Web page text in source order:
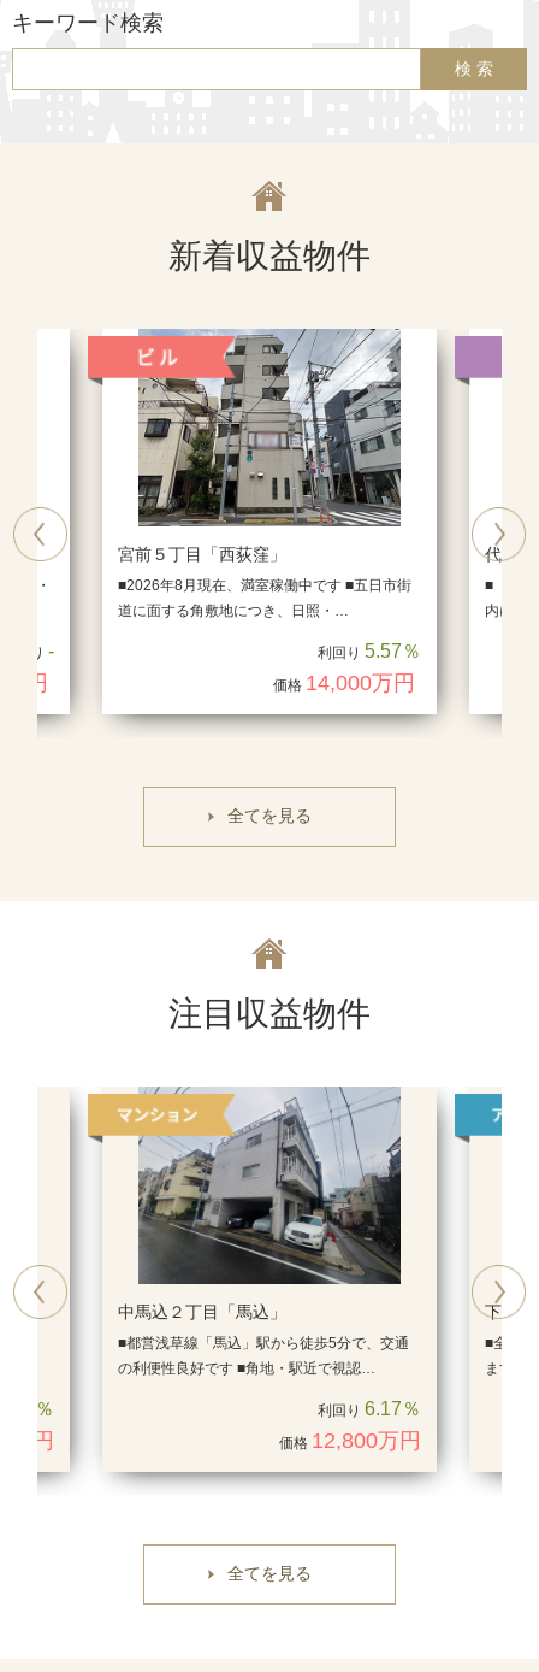
キーワード検索
新着収益物件
Previous
7分・
利回り -
円
宮前５丁目「西荻窪」
■2026年8月現在、満室稼働中です ■五日市街
道に面する角敷地につき、日照・…
利回り 5.57％
価格 14,000万円
代沢
■「せ
内に立
Next
全てを見る
注目収益物件
Previous
％
万円
中馬込２丁目「馬込」
■都営浅草線「馬込」駅から徒歩5分で、交通
の利便性良好です ■角地・駅近で視認…
利回り 6.17％
価格 12,800万円
下高
■全戸
ます ■
Next
全てを見る